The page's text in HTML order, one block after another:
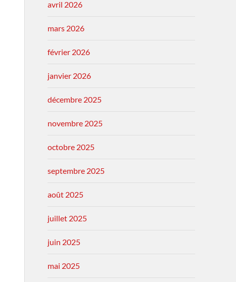
avril 2026
mars 2026
février 2026
janvier 2026
décembre 2025
novembre 2025
octobre 2025
septembre 2025
août 2025
juillet 2025
juin 2025
mai 2025